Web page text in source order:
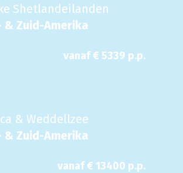
Shetlandeilanden
& Zuid-Amerika
vanaf € 5339 p.p.
& Weddellzee
& Zuid-Amerika
vanaf € 13400 p.p.